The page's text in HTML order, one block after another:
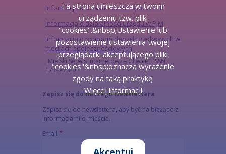
Informacja o działalności Urzędu w ETR
Informacja o działalności urzędu w PJM
Informacja o ochronie danych osobowych w
mediach społecznościowych
„Miejski Serwis Internetowy – Gliwice”, ISSN:
1734-5480
Zapisz się do naszego Newslettera
Zapisz się do newslettera, aby być na bieżąco z
informacjami o mieście.
Email
Ta strona umieszcza w twoim
urządzeniu tzw. pliki
"cookies".&nbsp;Ustawienie lub
pozostawienie ustawienia twojej
przeglądarki akceptującego pliki
"cookies"&nbsp;oznacza wyrażenie
zgody na taką praktykę.
Więcej informacji